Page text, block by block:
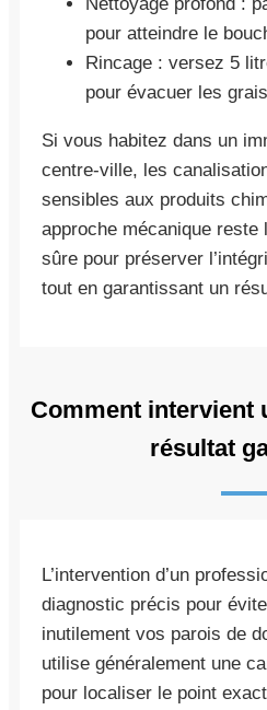
pour atteindre le
Rincage : versez 5
pour évacuer les
Si vous habitez dans un
centre-ville, les
sensibles aux produits
approche mécanique reste
sûre pour préserver
tout en garantissant un
Comment intervient
résultat
L’intervention d’un
diagnostic précis pour
inutilement vos parois de
utilise généralement une
pour localiser le point